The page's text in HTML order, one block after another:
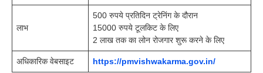
लाभ
500 रुपये प्रतिदिन ट्रेनिंग के दौरान
15000 रुपये टूलकिट के लिए
2 लाख तक का लोन रोजगार शुरू करने के लिए
अधिकारिक वेबसाइट https://pmvishwakarma.gov.in/